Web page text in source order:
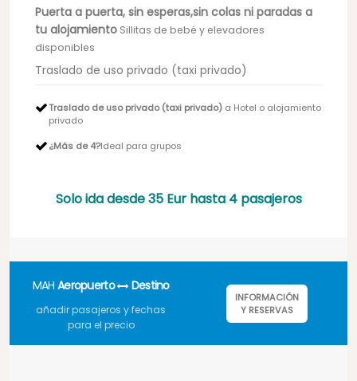
Puerta a puerta, sin esperas,sin colas ni paradas a
tu alojamiento Sillitas de bebé y elevadores
disponibles
Traslado de uso privado (taxi privado)
Traslado de uso privado (taxi privado) a Hotel o alojamiento
privado
¿Más de 4?Ideal para grupos
Solo ida desde35 Eur hasta 4 pasajeros
MAH Aeropuerto Destino
añadir pasajeros y fechas
para el precio
INFORMACIÓN
Y RESERVAS